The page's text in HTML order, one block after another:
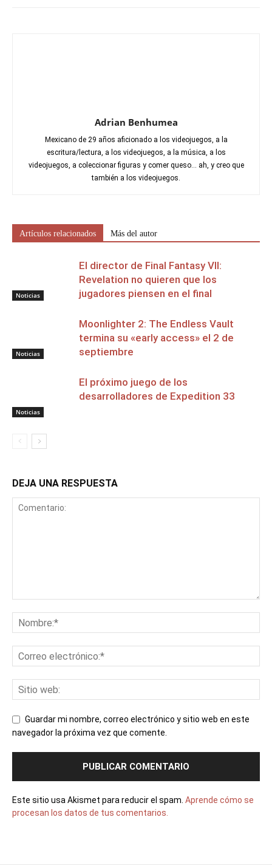
Adrian Benhumea
Mexicano de 29 años aficionado a los videojuegos, a la
escritura/lectura, a los videojuegos, a la música, a los
videojuegos, a coleccionar figuras y comer queso... ah, y creo que
también a los videojuegos.
Artículos relacionados Más del autor
Noticias
El director de Final Fantasy VII:
Revelation no quieren que los
jugadores piensen en el final
Noticias
Moonlighter 2: The Endless Vault
termina su «early access» el 2 de
septiembre
Noticias
El próximo juego de los
desarrolladores de Expedition 33
DEJA UNA RESPUESTA
Guardar mi nombre, correo electrónico y sitio web en este
navegador la próxima vez que comente.
Este sitio usa Akismet para reducir el spam. Aprende cómo se
procesan los datos de tus comentarios.